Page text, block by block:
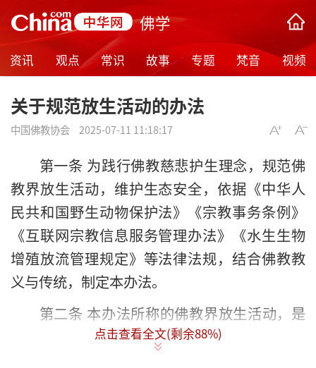
佛学
资讯 观点 常识 故事 专题 梵音 视频
关于规范放生活动的办法
中国佛教协会 2025-07-11 11:18:17
第一条 为践行佛教慈悲护生理念，规范佛
教界放生活动，维护生态安全，依据《中华人
民共和国野生动物保护法》《宗教事务条例》
《互联网宗教信息服务管理办法》《水生生物
增殖放流管理规定》等法律法规，结合佛教教
义与传统，制定本办法。
第二条 本办法所称的佛教界放生活动，是
指由佛教团体、佛教院校、佛教活动场所及佛
点击查看全文(剩余88%)